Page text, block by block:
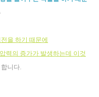
을 하기 때문에
력의 증가가 발생하는데 이것
합니다